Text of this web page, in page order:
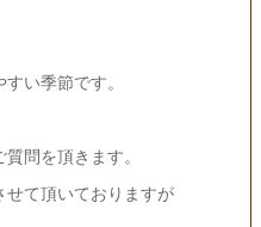
い季節です。
問を頂きます。
せて頂いておりますが